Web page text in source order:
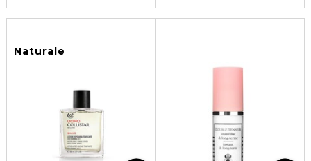
Naturale